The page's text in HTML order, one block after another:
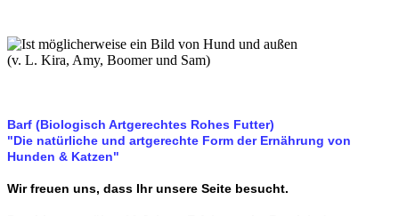
(v. L. Kira, Amy, Boomer und Sam)
Barf (Biologisch Artgerechtes Rohes Futter)
"Die natürliche und artgerechte Form der Ernährung von
Hunden & Katzen"
Wir freuen uns, dass Ihr unsere Seite besucht.